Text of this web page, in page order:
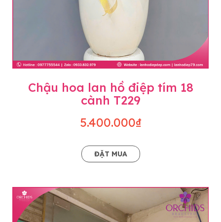
Chậu hoa lan hồ điệp tím 18
cành T229
5.400.000₫
ĐẶT MUA